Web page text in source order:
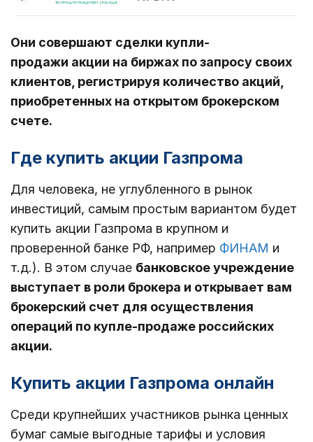
Они совершают сделки купли-
продажи акции на биржах по запросу своих
клиентов, регистрируя количество акций,
приобретенных на открытом брокерском
счете.
Где купить акции Газпрома
Для человека, не углубленного в рынок
инвестиций, самым простым вариантом будет
купить акции Газпрома в крупном и
проверенной банке РФ, например ФИНАМ и
т.д.). В этом случае банковское учреждение
выступает в роли брокера и открывает вам
брокерский счет для осуществления
операций по купле-продаже российских
акции.
Купить акции Газпрома онлайн
Среди крупнейших участников рынка ценных
бумаг самые выгодные тарифы и условия